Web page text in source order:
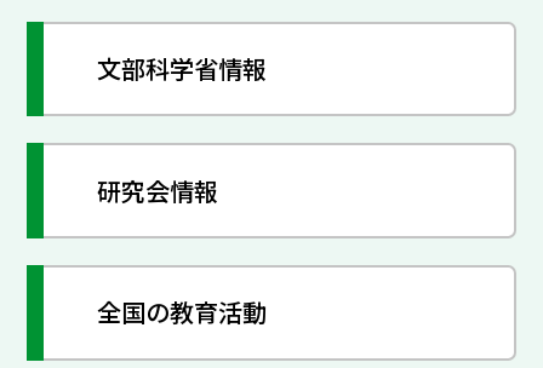
文部科学省情報
研究会情報
全国の教育活動